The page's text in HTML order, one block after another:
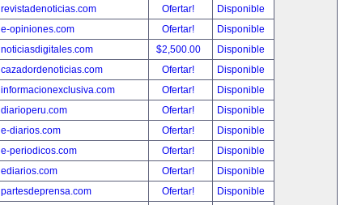
revistadenoticias.com
Ofertar!
Disponible
e-opiniones.com
Ofertar!
Disponible
noticiasdigitales.com
$2,500.00
Disponible
cazadordenoticias.com
Ofertar!
Disponible
informacionexclusiva.com
Ofertar!
Disponible
diarioperu.com
Ofertar!
Disponible
e-diarios.com
Ofertar!
Disponible
e-periodicos.com
Ofertar!
Disponible
ediarios.com
Ofertar!
Disponible
partesdeprensa.com
Ofertar!
Disponible